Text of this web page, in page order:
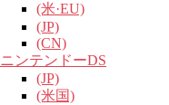
(米·EU)
(JP)
(CN)
ニンテンドーDS
(JP)
(米国)